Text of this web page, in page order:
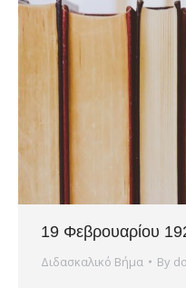
19 Φεβρουαρίου
Διδασκαλικό Βήμα By